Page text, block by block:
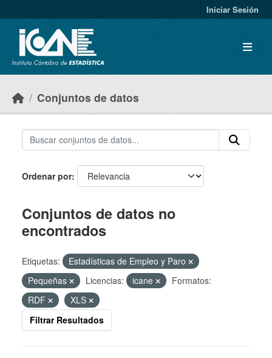
Iniciar Sesión
Conjuntos de datos
Ordenar por
Conjuntos de datos no
encontrados
Etiquetas:
Estadísticas de Empleo y Paro
Pequeñas
Licencias: icane
Formatos:
RDF
XLS
Filtrar Resultados